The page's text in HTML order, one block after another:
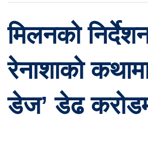
मिलनको
रेनाशाको कथामा
डेज’ डेढ